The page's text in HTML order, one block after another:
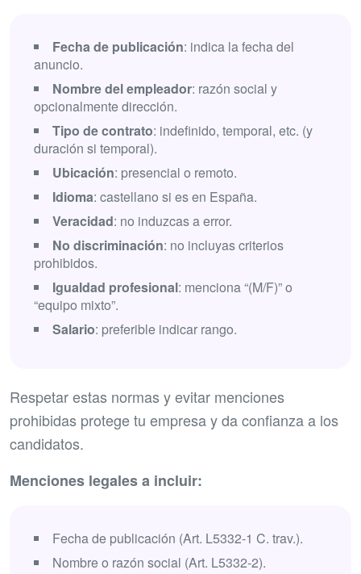
Fecha de publicación: indica la fecha del
anuncio.
Nombre del empleador: razón social y
opcionalmente dirección.
Tipo de contrato: indefinido, temporal, etc. (y
duración si temporal).
Ubicación: presencial o remoto.
Idioma: castellano si es en España.
Veracidad: no induzcas a error.
No discriminación: no incluyas criterios
prohibidos.
Igualdad profesional: menciona “(M/F)” o
“equipo mixto”.
Salario: preferible indicar rango.
Respetar estas normas y evitar menciones
prohibidas protege tu empresa y da confianza a los
candidatos.
Menciones legales a incluir:
Fecha de publicación (Art. L5332-1 C. trav.).
Nombre o razón social (Art. L5332-2).